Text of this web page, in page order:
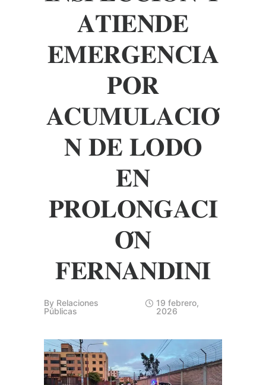
𝐀𝐓𝐈𝐄𝐍𝐃𝐄
𝐄𝐌𝐄𝐑𝐆𝐄𝐍𝐂𝐈𝐀
𝐏𝐎𝐑
𝐀𝐂𝐔𝐌𝐔𝐋𝐀𝐂𝐈𝐎́
𝐍 𝐃𝐄 𝐋𝐎𝐃𝐎
𝐄𝐍
𝐏𝐑𝐎𝐋𝐎𝐍𝐆𝐀𝐂𝐈
𝐎́𝐍
𝐅𝐄𝐑𝐍𝐀𝐍𝐃𝐈𝐍𝐈
By Relaciones
Públicas
19 febrero,
2026